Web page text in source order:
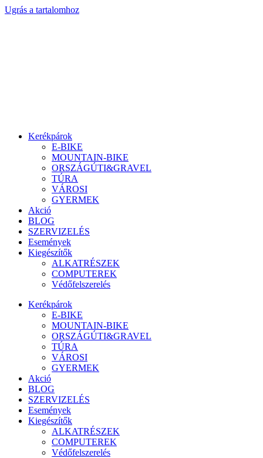
Ugrás a tartalomhoz
Kerékpárok
E-BIKE
MOUNTAIN-BIKE
ORSZÁGÚTI&GRAVEL
TÚRA
VÁROSI
GYERMEK
Akció
BLOG
SZERVIZELÉS
Események
Kiegészítők
ALKATRÉSZEK
COMPUTEREK
Védőfelszerelés
Kerékpárok
E-BIKE
MOUNTAIN-BIKE
ORSZÁGÚTI&GRAVEL
TÚRA
VÁROSI
GYERMEK
Akció
BLOG
SZERVIZELÉS
Események
Kiegészítők
ALKATRÉSZEK
COMPUTEREK
Védőfelszerelés